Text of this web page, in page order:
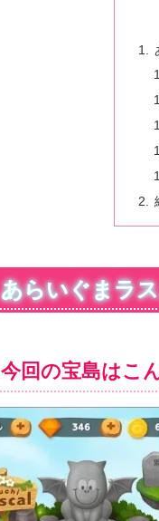
あらいぐまラ
今回の宝島はこ